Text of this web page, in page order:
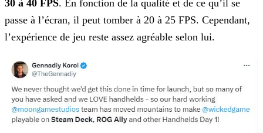
30 à 40 FPS. En fonction de la qualité et de ce qu’il se
passe à l’écran, il peut tomber à 20 à 25 FPS. Cependant,
l’expérience de jeu reste assez agréable selon lui.